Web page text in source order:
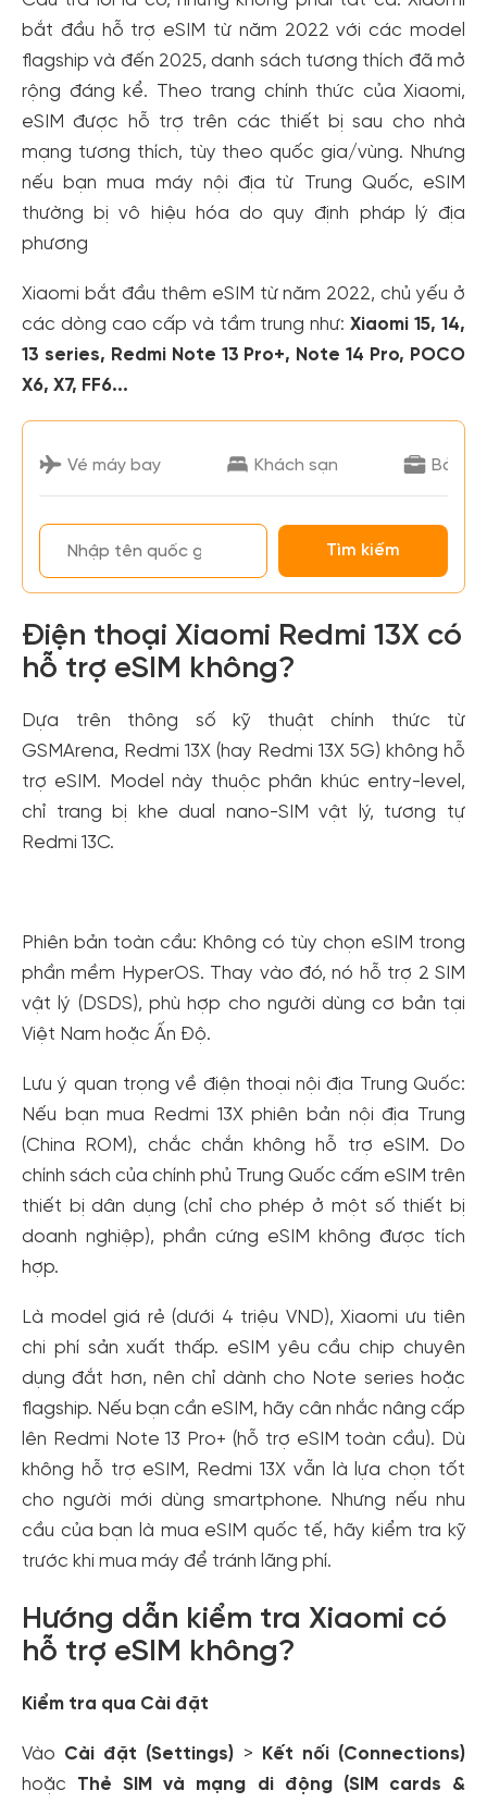
bắt đầu hỗ trợ eSIM từ năm 2022 với các model
flagship và đến 2025, danh sách tương thích đã mở
rộng đáng kể. Theo trang chính thức của Xiaomi,
eSIM được hỗ trợ trên các thiết bị sau cho nhà
mạng tương thích, tùy theo quốc gia/vùng. Nhưng
nếu bạn mua máy nội địa từ Trung Quốc, eSIM
thường bị vô hiệu hóa do quy định pháp lý địa
phương
Xiaomi bắt đầu thêm eSIM từ năm 2022, chủ yếu ở
các dòng cao cấp và tầm trung như:Xiaomi 15, 14,
13 series, Redmi Note 13 Pro+, Note 14 Pro, POCO
X6, X7, FF6...
Điện thoại Xiaomi Redmi 13X có
hỗ trợ eSIM không?
Dựa trên thông số kỹ thuật chính thức từ
GSMArena, Redmi 13X (hay Redmi 13X 5G) không hỗ
trợ eSIM. Model này thuộc phân khúc entry-level,
chỉ trang bị khe dual nano-SIM vật lý, tương tự
Redmi 13C.
Phiên bản toàn cầu: Không có tùy chọn eSIM trong
phần mềm HyperOS. Thay vào đó, nó hỗ trợ 2 SIM
vật lý (DSDS), phù hợp cho người dùng cơ bản tại
Việt Nam hoặc Ấn Độ.
Lưu ý quan trọng về điện thoại nội địa Trung Quốc:
Nếu bạn mua Redmi 13X phiên bản nội địa Trung
(China ROM), chắc chắn không hỗ trợ eSIM. Do
chính sách của chính phủ Trung Quốc cấm eSIM trên
thiết bị dân dụng (chỉ cho phép ở một số thiết bị
doanh nghiệp), phần cứng eSIM không được tích
hợp.
Là model giá rẻ (dưới 4 triệu VND), Xiaomi ưu tiên
chi phí sản xuất thấp. eSIM yêu cầu chip chuyên
dụng đắt hơn, nên chỉ dành cho Note series hoặc
flagship. Nếu bạn cần eSIM, hãy cân nhắc nâng cấp
lên Redmi Note 13 Pro+ (hỗ trợ eSIM toàn cầu). Dù
không hỗ trợ eSIM, Redmi 13X vẫn là lựa chọn tốt
cho người mới dùng smartphone. Nhưng nếu nhu
cầu của bạn là mua eSIM quốc tế, hãy kiểm tra kỹ
trước khi mua máy để tránh lãng phí.
Hướng dẫn kiểm tra Xiaomi có
hỗ trợ eSIM không?
Kiểm tra qua Cài đặt
Vào Cài đặt (Settings) >
Kết nối (Connections)
hoặc Thẻ SIM và mạng di động (SIM cards &